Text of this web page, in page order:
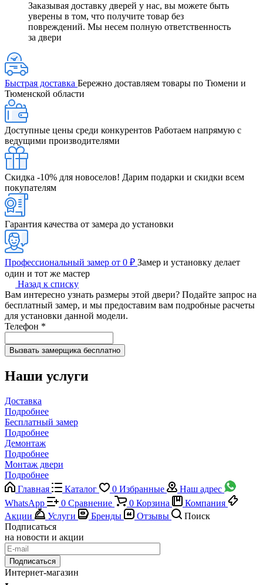
Заказывая доставку дверей у нас, вы можете быть
уверены в том, что получите товар без
повреждений. Мы несем полную ответственность
за двери
Быстрая доставка Бережно доставляем товары по Тюмени и
Тюменской области
Доступные цены среди конкурентов Работаем напрямую с
ведущими производителями
Скидка -10% для новоселов! Дарим подарки и скидки всем
покупателям
Гарантия качества от замера до установки
Профессиональный замер от 0 ₽ Замер и установку делает
один и тот же мастер
Назад к списку
Вам интересно узнать размеры этой двери? Подайте запрос на
бесплатный замер, и мы предоставим вам подробные расчеты
для установки данной модели.
Телефон *
Наши услуги
Доставка
Подробнее
Бесплатный замер
Подробнее
Демонтаж
Подробнее
Монтаж двери
Подробнее
Главная
Каталог 0 Избранные
Наш адрес
WhatsApp
0 Сравнение 0 Корзина
Компания
Акции
Услуги Бренды Отзывы
Поиск
Подписаться
на новости и акции
Подписаться
Интернет-магазин